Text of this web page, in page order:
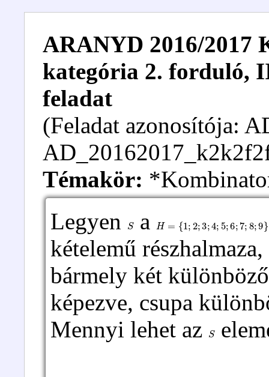
ARANYD 2016/2017
kategória 2. forduló,
feladat
(Feladat azonosítója:
Témakör:
Legyen
Sa H= ;2 3; 4; ; ;7 ;8 ;9 }
kételemű
bármely két
képezve, csupa
Mennyi lehet az
S